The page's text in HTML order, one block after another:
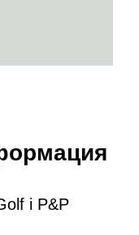
i P&P